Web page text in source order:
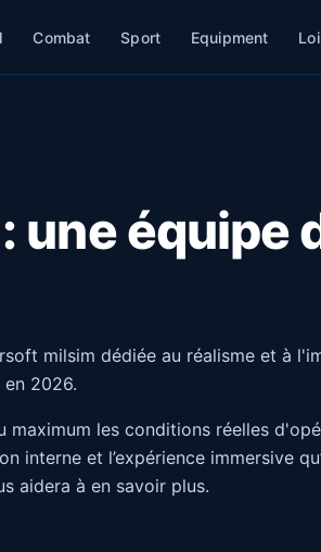
Combat Sport Equipment
une équipe
milsim dédiée au réalisme et à
2026.
les conditions réelles
interne et l’expérience immersive
aidera à en savoir plus.